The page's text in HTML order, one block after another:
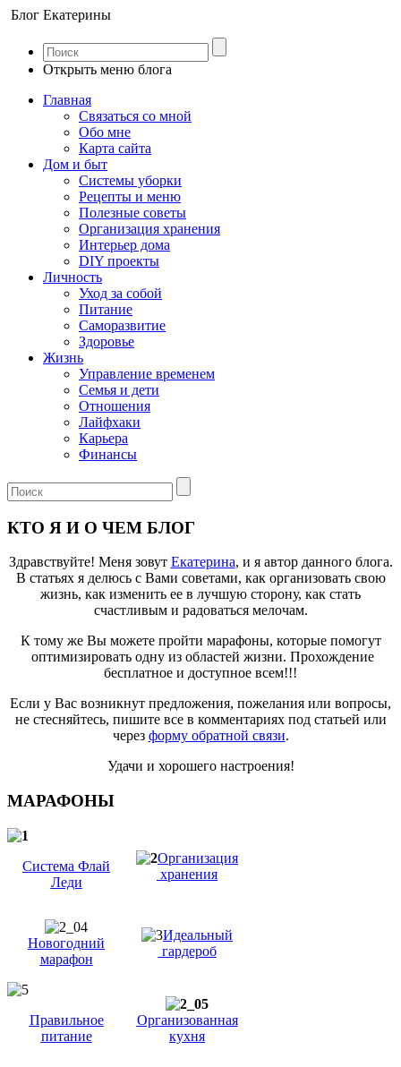
Блог Екатерины
Открыть меню блога
Главная
Связаться со мной
Обо мне
Карта сайта
Дом и быт
Системы уборки
Рецепты и меню
Полезные советы
Организация хранения
Интерьер дома
DIY проекты
Личность
Уход за собой
Питание
Саморазвитие
Здоровье
Жизнь
Управление временем
Семья и дети
Отношения
Лайфхаки
Карьера
Финансы
КТО Я И О ЧЕМ БЛОГ
Здравствуйте! Меня зовут Екатерина, и я автор данного блога.
В статьях я делюсь с Вами советами, как организовать свою
жизнь, как изменить ее в лучшую сторону, как стать
счастливым и радоваться мелочам.
К тому же Вы можете пройти марафоны, которые помогут
оптимизировать одну из областей жизни. Прохождение
бесплатное и доступное всем!!!
Если у Вас возникнут предложения, пожелания или вопросы,
не стесняйтесь, пишите все в комментариях под статьей или
через форму обратной связи.
Удачи и хорошего настроения!
МАРАФОНЫ
Система Флай
Леди
Организация
хранения
Новогодний
марафон
Идеальный
гардероб
Правильное
питание
Организованная
кухня